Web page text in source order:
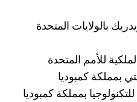
بالولايات المتحدة
للأمم المتحدة
بمملكة كمبوديا